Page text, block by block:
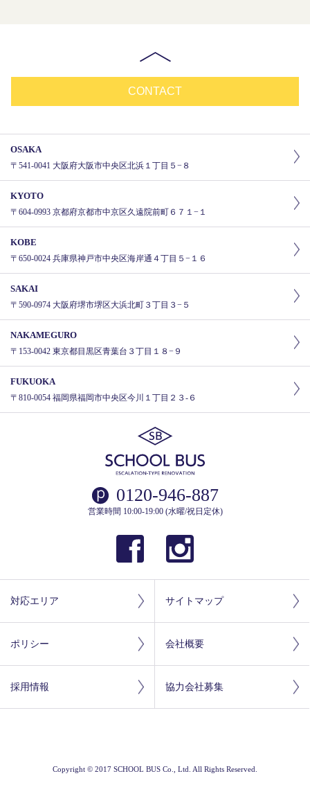
CONTACT
OSAKA
〒541-0041 大阪府大阪市中央区北浜１丁目５−８
KYOTO
〒604-0993 京都府京都市中京区久遠院前町６７１−１
KOBE
〒650-0024 兵庫県神戸市中央区海岸通４丁目５−１６
SAKAI
〒590-0974 大阪府堺市堺区大浜北町３丁目３−５
NAKAMEGURO
〒153-0042 東京都目黒区青葉台３丁目１８−９
FUKUOKA
〒810-0054 福岡県福岡市中央区今川１丁目２３-６
0120-946-887
営業時間 10:00-19:00 (水曜/祝日定休)
対応エリア サイトマップ
ポリシー 会社概要
採用情報 協力会社募集
Copyright © 2017 SCHOOL BUS Co., Ltd. All Rights Reserved.